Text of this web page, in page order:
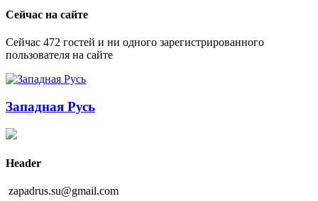
Сейчас на сайте
Сейчас 472 гостей и ни одного зарегистрированного
пользователя на сайте
Западная Русь
Header
zapadrus.su@gmail.com